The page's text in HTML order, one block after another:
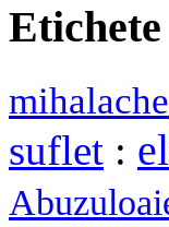
Etichete
mihalache
suflet :